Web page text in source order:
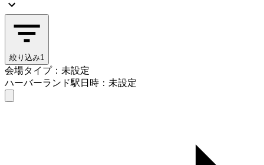
絞り込み1
会場タイプ：未設定
ハーバーランド駅日時：未設定